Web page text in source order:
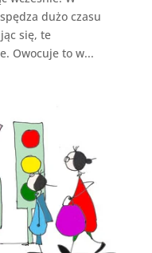
dużo czasu
się, te
Owocuje to w...